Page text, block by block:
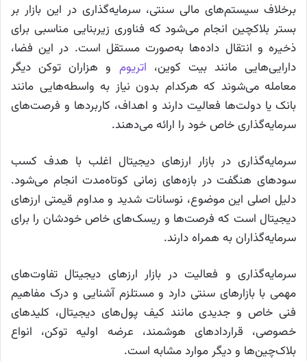
برخلاف سیستم‌های مالی سنتی، سرمایه‌گذاری در این بازار بر
بستر بلاکچین انجام می‌شود که فناوری زیربنایی مناسبی برای
ذخیره و انتقال داده‌ها به‌صورت مستقل است. در این فضا،
دارایی‌هایی مانند بیت کوین، اتریوم و هزاران توکن دیگر
معامله می‌شوند که هرکدام بدون نیاز به واسطه‌هایی مانند
بانک یا دولت‌ها فعالیت دارند و اهداف، کاربرد‌ها و فرصت‌های
سرمایه‌گذاری خاص خود را ارائه می‌دهند.
سرمایه‌گذاری در بازار ارز‌های دیجیتال اغلب با هدف کسب
سود‌های هنگفت در بازه‌های زمانی کوتاه‌مدت انجام می‌شود.
دلیل اصلی این موضوع، نوسانات شدید و مداوم قیمتی ارز‌های
دیجیتال است که فرصت‌ها و ریسک‌های خاص خودشان را برای
سرمایه‌گذاران به همراه دارند.
سرمایه‌گذاری و فعالیت در بازار ارز‌های دیجیتال تفاوت‌های
مهمی با بازار‌های سنتی دارد و مستلزم آشنایی و درک مفاهیم
فنی خاص و جدیدی مانند کیف پول‌های دیجیتال، کلید‌های
خصوصی، قرارداد‌های هوشمند، عرضه اولیه توکن، انواع
بلاک‌چین‌ها و دیگر موارد مشابه است.